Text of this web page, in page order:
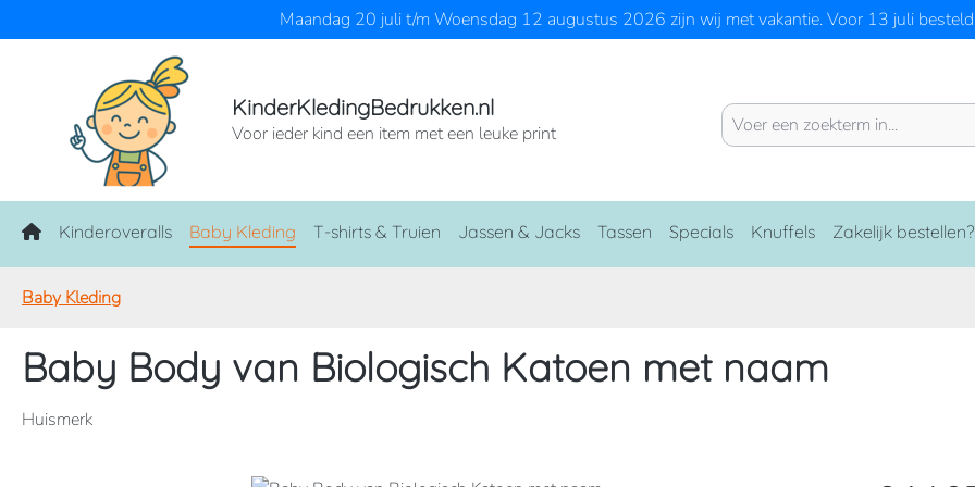
Maandag 20 juli t/m Woensdag 12 augustus 2026 zijn wij met vakantie. Voor 13 juli
KinderKledingBedrukken.nl
Voor ieder kind een item met een leuke print
Home
Kinderoveralls Baby Kleding T-shirts & Truien Jassen & Jacks Tassen Specials Knuffels Zakelijk bestellen?
Baby Kleding
Baby Body van Biologisch Katoen met naam
Huismerk